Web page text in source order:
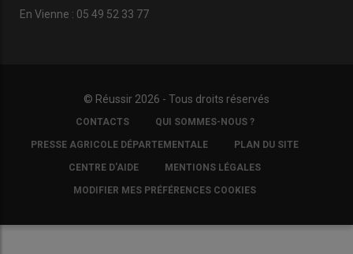
En Vienne : 05 49 52 33 77
© Réussir 2026 - Tous droits réservés
COPYRIGHTCONTACTS QUI SOMMES-NOUS ?
PRESSE AGRICOLE DÉPARTEMENTALE PLAN DU SITE
CENTRE D'AIDE MENTIONS LÉGALES
MODIFIER MES PRÉFÉRENCES COOKIES